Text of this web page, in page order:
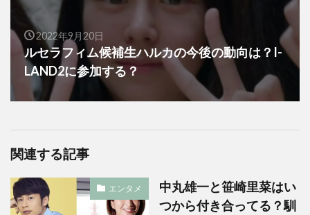
2022年9月20日
ルセラフィム候補生ハルカの今後の動向は？I-
LAND2に参加する？
関連する記事
エンタメ
中丸雄一と笹崎里菜はい
つから付き合ってる？馴